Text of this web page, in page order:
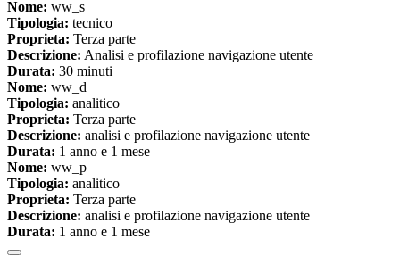
Nome: ww_s
Tipologia: tecnico
Proprieta: Terza parte
Descrizione: Analisi e profilazione navigazione utente
Durata: 30 minuti
Nome: ww_d
Tipologia: analitico
Proprieta: Terza parte
Descrizione: analisi e profilazione navigazione utente
Durata: 1 anno e 1 mese
Nome: ww_p
Tipologia: analitico
Proprieta: Terza parte
Descrizione: analisi e profilazione navigazione utente
Durata: 1 anno e 1 mese